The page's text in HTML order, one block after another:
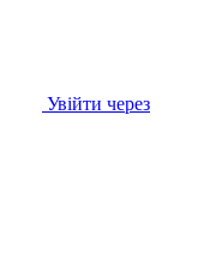
Увійти через